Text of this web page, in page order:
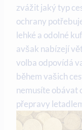
zvážit jaký typ
ochrany
lehké a odolné
avšak nabízejí
volba odpovídá
během vašich
nemusíte obávat
přepravy